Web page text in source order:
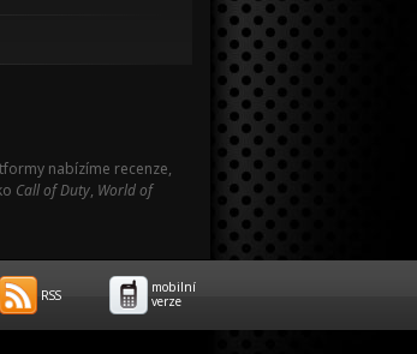
nabízíme recenze,
Call of Duty, World of
RSS
mobilní
verze